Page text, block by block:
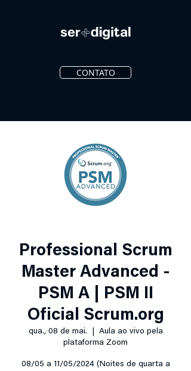
CONTATO
Professional Scrum
Master Advanced -
PSM A | PSM II
Oficial Scrum.org
qua., 08 de mai.
Aula ao vivo pela
plataforma Zoom
08/05 a 11/05/2024 (Noites de quarta a